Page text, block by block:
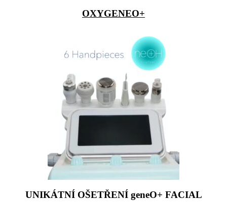
OXYGENEO+
UNIKÁTNÍ OŠETŘENÍ geneO+ FACIAL